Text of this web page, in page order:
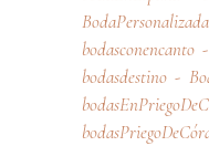
BodaPersonalizada
bodasconencanto
bodasdestino